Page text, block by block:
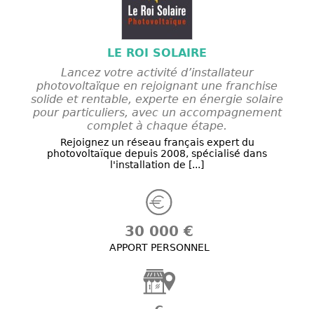
LE ROI SOLAIRE
Lancez votre activité d’installateur
photovoltaïque en rejoignant une franchise
solide et rentable, experte en énergie solaire
pour particuliers, avec un accompagnement
complet à chaque étape.
Rejoignez un réseau français expert du
photovoltaïque depuis 2008, spécialisé dans
l'installation de [...]
30 000 €
APPORT PERSONNEL